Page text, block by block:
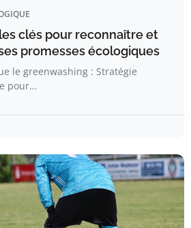
clés pour reconnaître et
promesses écologiques
le greenwashing : Stratégie
pour…